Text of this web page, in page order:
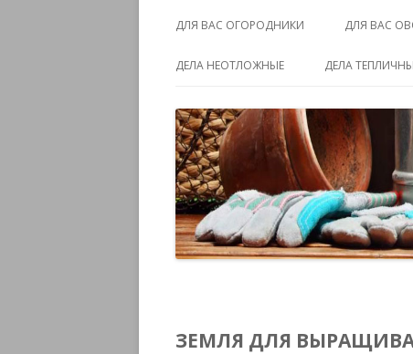
ДЛЯ ВАС ОГОРОДНИКИ ДЛЯ ВАС
ДЕЛА НЕОТЛОЖНЫЕ ДЕЛА
ЗЕМЛЯ ДЛЯ